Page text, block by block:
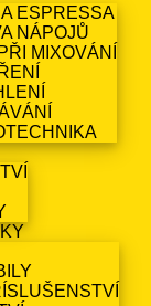
ESPRESSA
NÁPOJŮ
MIXOVÁNÍ